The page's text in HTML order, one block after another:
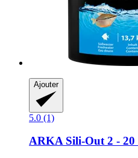
Ajouter
5.0 (1)
ARKASili-​Out 2 -​ 20